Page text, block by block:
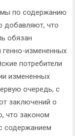
по содержанию
добавляют, что
обязан
измененных
потребители
измененных
очередь, с
заключений о
что законом
содержанием